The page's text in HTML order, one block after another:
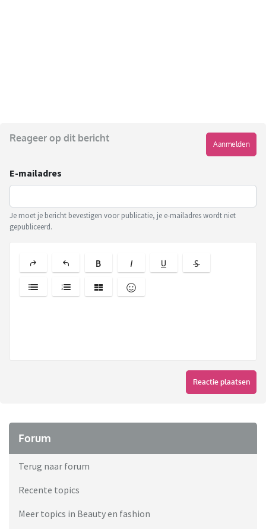
Reageer op dit bericht
Aanmelden
E-mailadres
Je moet je bericht bevestigen voor publicatie, je e-mailadres wordt niet
gepubliceerd.
Reactie plaatsen
Forum
Terug naar forum
Recente topics
Meer topics in Beauty en fashion